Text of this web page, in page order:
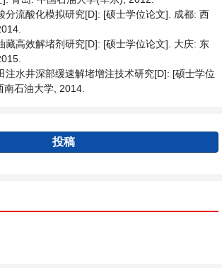
分流酸化模拟研究[D]: [硕士学位论文]. 成都: 西
藏高效解堵剂研究[D]: [硕士学位论文]. 大庆: 东
注水井深部缓速解堵增注技术研究[D]: [硕士学位
南石油大学, 2014.
投稿